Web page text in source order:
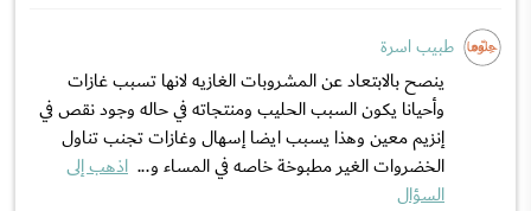
طبيب اسرة
ينصح بالابتعاد عن المشروبات الغازيه لانها تسبب غازات
وأحيانا يكون السبب الحليب ومنتجاته في حاله وجود نقص في
إنزيم معين وهذا يسبب ايضا إسهال وغازات تجنب تناول
الخضروات الغير مطبوخة خاصه في المساء و... اذهب إلى
السؤال